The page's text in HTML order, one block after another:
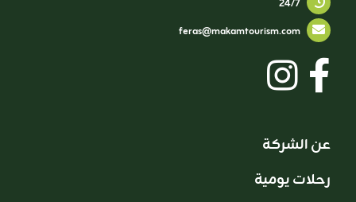
feras@makamtourism.com
عن الشركة
رحلات يومية